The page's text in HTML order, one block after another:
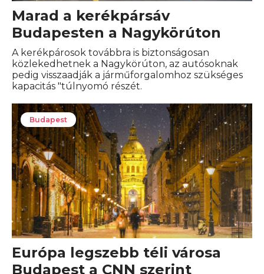
Marad a kerékpársáv
Budapesten a Nagykörúton
A kerékpárosok továbbra is biztonságosan
közlekedhetnek a Nagykörúton, az autósoknak
pedig visszaadják a járműforgalomhoz szükséges
kapacitás "túlnyomó részét.
Budapest
Európa legszebb téli városa
Budapest a CNN szerint